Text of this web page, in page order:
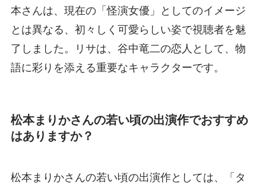
本さんは、現在の「怪演女優」としてのイメージ
とは異なる、初々しく可愛らしい姿で視聴者を魅
了しました。リサは、谷中竜二の恋人として、物
語に彩りを添える重要なキャラクターです。
松本まりかさんの若い頃の出演作でおすすめ
はありますか？
松本まりかさんの若い頃の出演作としては、「タ